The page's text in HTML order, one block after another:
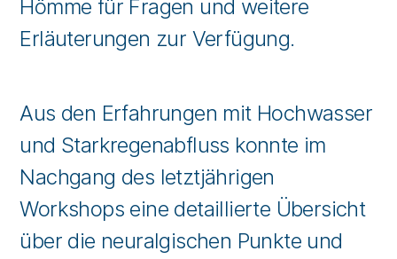
Hömme für Fragen und weitere
Erläuterungen zur Verfügung.
Aus den Erfahrungen mit Hochwasser
und Starkregenabfluss konnte im
Nachgang des letztjährigen
Workshops eine detaillierte Übersicht
über die neuralgischen Punkte und